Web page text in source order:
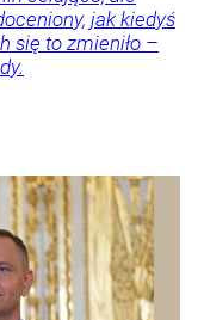
jak kiedyś
się to zmieniło –